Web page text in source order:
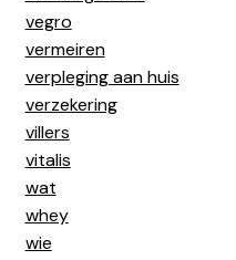
vegro
vermeiren
verpleging aan huis
verzekering
villers
vitalis
wat
whey
wie